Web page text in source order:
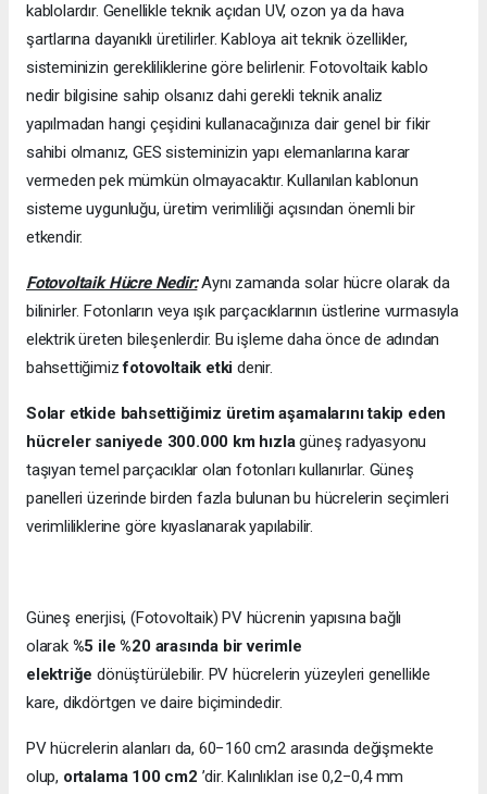
kablolardır. Genellikle teknik açıdan UV, ozon ya da hava
şartlarına dayanıklı üretilirler. Kabloya ait teknik özellikler,
sisteminizin gerekliliklerine göre belirlenir. Fotovoltaik kablo
nedir bilgisine sahip olsanız dahi gerekli teknik analiz
yapılmadan hangi çeşidini kullanacağınıza dair genel bir fikir
sahibi olmanız, GES sisteminizin yapı elemanlarına karar
vermeden pek mümkün olmayacaktır. Kullanılan kablonun
sisteme uygunluğu, üretim verimliliği açısından önemli bir
etkendir.
Fotovoltaik Hücre Nedir:Aynı zamanda solar hücre olarak da
bilinirler. Fotonların veya ışık parçacıklarının üstlerine vurmasıyla
elektrik üreten bileşenlerdir. Bu işleme daha önce de adından
bahsettiğimizfotovoltaik etkidenir.
Solar etkide bahsettiğimiz üretim aşamalarını takip eden
hücreler saniyede 300.000 km hızlagüneş radyasyonu
taşıyan temel parçacıklar olan fotonları kullanırlar. Güneş
panelleri üzerinde birden fazla bulunan bu hücrelerin seçimleri
verimliliklerine göre kıyaslanarak yapılabilir.
Güneş enerjisi, (Fotovoltaik) PV hücrenin yapısına bağlı
olarak %5 ile %20 arasında bir verimle
elektriğedönüştürülebilir. PV hücrelerin yüzeyleri genellikle
kare, dikdörtgen ve daire biçimindedir.
PV hücrelerin alanları da, 60−160 cm2 arasında değişmekte
olup, ortalama 100 cm2 ’dir. Kalınlıkları ise 0,2−0,4 mm